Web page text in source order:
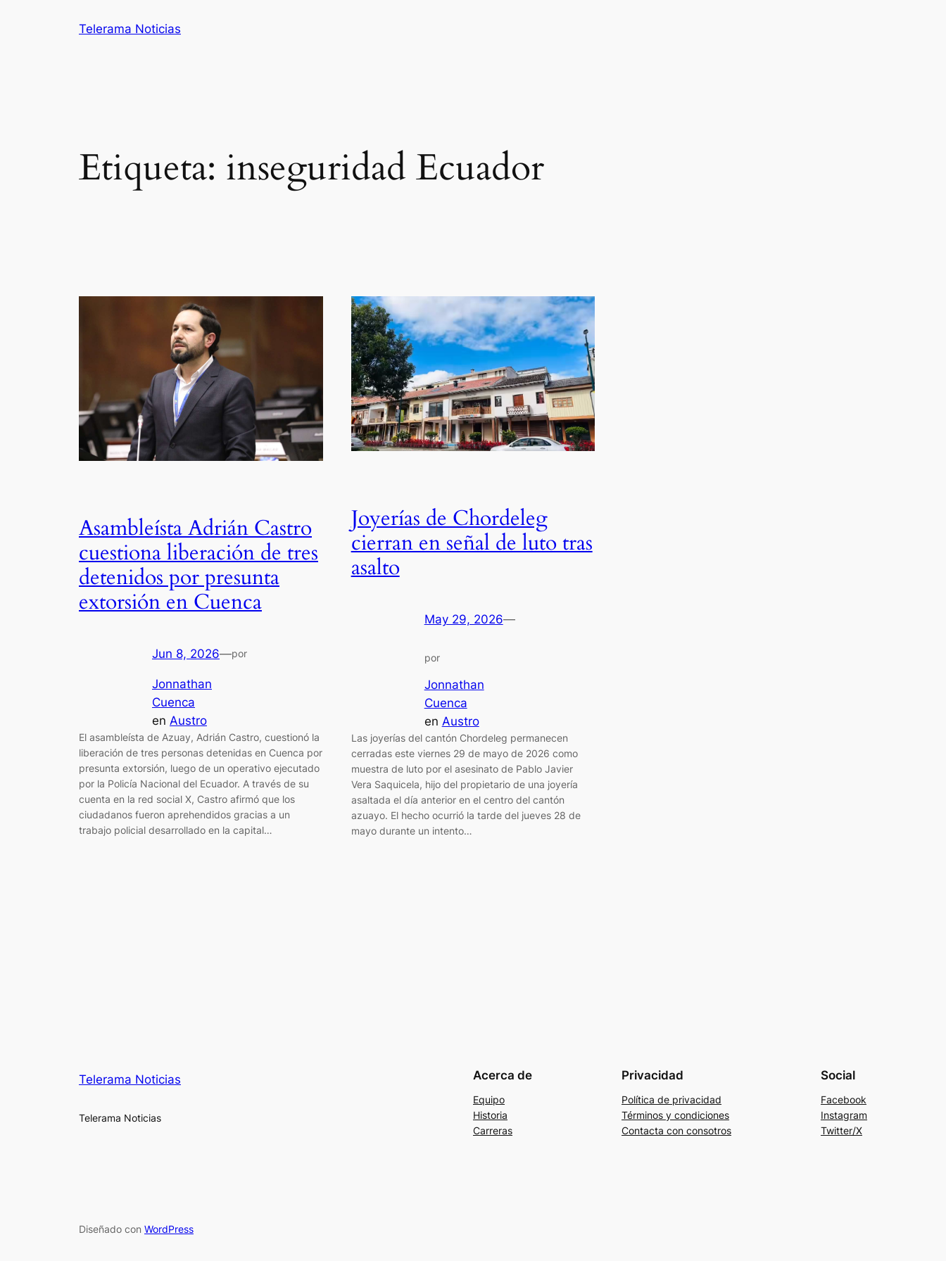
Telerama Noticias
Etiqueta: inseguridad Ecuador
Asambleísta Adrián Castro
cuestiona liberación de tres
detenidos por presunta
extorsión en Cuenca
Jun 8, 2026—por
Jonnathan
Cuenca
en Austro
El asambleísta de Azuay, Adrián Castro, cuestionó la
liberación de tres personas detenidas en Cuenca por
presunta extorsión, luego de un operativo ejecutado
por la Policía Nacional del Ecuador. A través de su
cuenta en la red social X, Castro afirmó que los
ciudadanos fueron aprehendidos gracias a un
trabajo policial desarrollado en la capital…
Joyerías de Chordeleg
cierran en señal de luto tras
asalto
May 29, 2026—
por
Jonnathan
Cuenca
en Austro
Las joyerías del cantón Chordeleg permanecen
cerradas este viernes 29 de mayo de 2026 como
muestra de luto por el asesinato de Pablo Javier
Vera Saquicela, hijo del propietario de una joyería
asaltada el día anterior en el centro del cantón
azuayo. El hecho ocurrió la tarde del jueves 28 de
mayo durante un intento…
Telerama Noticias
Telerama Noticias
Acerca de
Equipo
Historia
Carreras
Privacidad
Política de privacidad
Términos y condiciones
Contacta con consotros
Social
Facebook
Instagram
Twitter/X
Diseñado con WordPress